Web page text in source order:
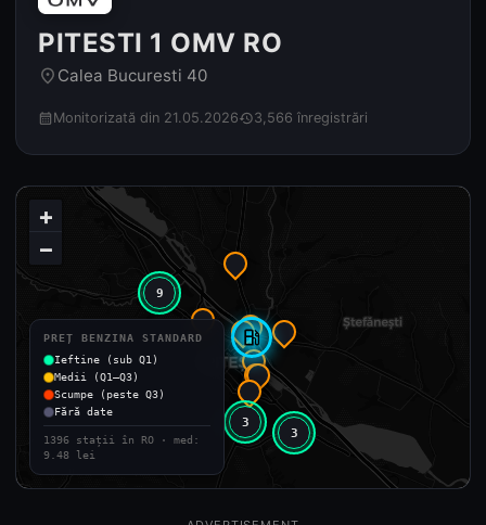
PITESTI 1 OMV RO
place Calea Bucuresti 40
calendar_month Monitorizată din 21.05.2026history3,566 înregistrări
local_gas_station
3
3
9
+
−
PREȚ BENZINA STANDARD
Ieftine (sub Q1)
Medii (Q1–Q3)
Scumpe (peste Q3)
Fără date
1396 stații în RO · med:
9.48 lei